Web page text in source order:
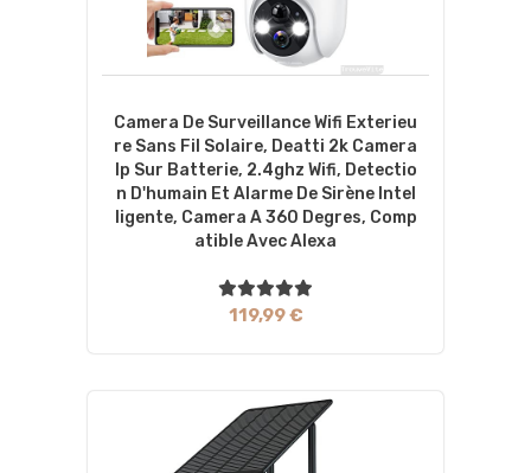
Camera De Surveillance Wifi Exterieu
Re Sans Fil Solaire, Deatti 2k Camera
Ip Sur Batterie, 2.4ghz Wifi, Detectio
N D'humain Et Alarme De Sirène Intel
Ligente, Camera A 360 Degres, Comp
Atible Avec Alexa
119,99 €